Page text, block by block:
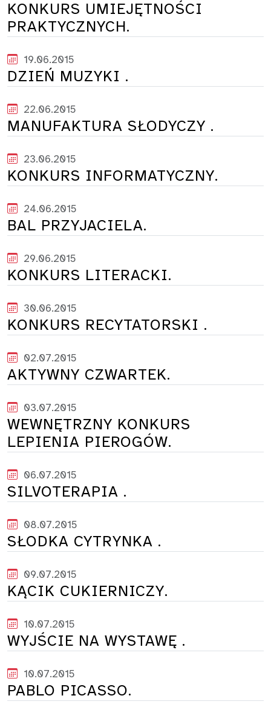
KONKURS UMIEJĘTNOŚCI
PRAKTYCZNYCH.
19.06.2015
DZIEŃ MUZYKI .
22.06.2015
MANUFAKTURA SŁODYCZY .
23.06.2015
KONKURS INFORMATYCZNY.
24.06.2015
BAL PRZYJACIELA.
29.06.2015
KONKURS LITERACKI.
30.06.2015
KONKURS RECYTATORSKI .
02.07.2015
AKTYWNY CZWARTEK.
03.07.2015
WEWNĘTRZNY KONKURS
LEPIENIA PIEROGÓW.
06.07.2015
SILVOTERAPIA .
08.07.2015
SŁODKA CYTRYNKA .
09.07.2015
KĄCIK CUKIERNICZY.
10.07.2015
WYJŚCIE NA WYSTAWĘ .
10.07.2015
PABLO PICASSO.